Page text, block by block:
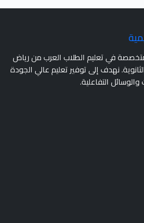
في تعليم الطلاب العرب من رياض
نهدف إلى توفير تعليم عالي الجودة
التفاعلية.